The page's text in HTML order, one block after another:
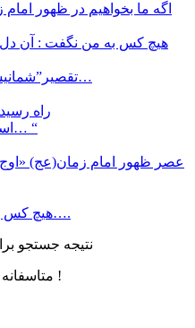
اگه ما بخواهیم در ظهور امام
هیچ کس به من نگفت : آن دل که
“تقصیر”شمانیست، که”تصویر”شما نیست…
راه
استاد پناهیان: “علاقه مند شدن… “
عصر ظهور امام زمان(عج) «اوج
هیچ کس به من نگفت: رمــز وصال را….
نتیجه جستجو
متاسفانه فایل یا صفحه مورد نظر یافت نشد !